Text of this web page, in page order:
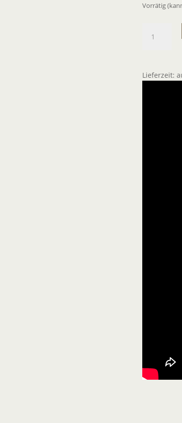
Vorrätig
Lieferzeit: